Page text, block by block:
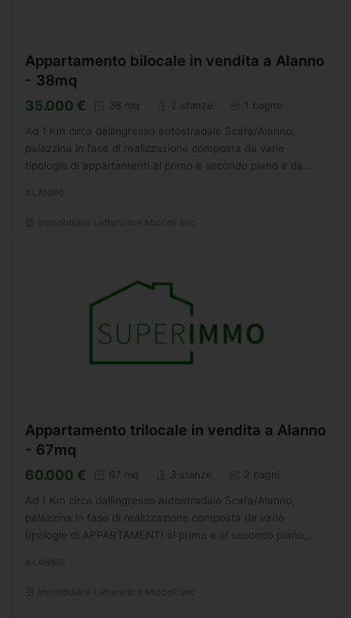
Appartamento bilocale in vendita a Alanno
- 38mq
35.000 € 38 mq 2 stanze 1 bagno
Ad 1 Km circa dallingresso autostradale Scafa/Alanno,
palazzina in fase di realizzazione composta da varie
tipologie di appartamenti al primo e secondo piano e da
Appartamento trilocale in vendita a Alanno
- 67mq
60.000 € 67 mq 3 stanze 2 bagni
Ad 1 Km circa dallingresso autostradale Scafa/Alanno,
palazzina in fase di realizzazione composta da varie
tipologie di APPARTAMENTI al primo e al secondo piano,